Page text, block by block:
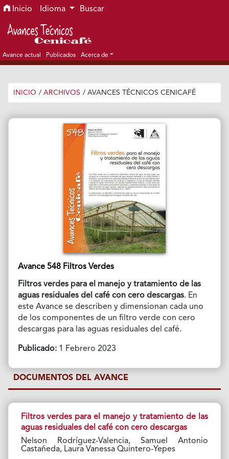
Ir al menú de navegación principal
Ir al contenido principal
Ir al pie de página del sitio
Inicio Idioma Buscar
Avance actual Publicados Acerca de
INICIO / ARCHIVOS / AVANCES TÉCNICOS CENICAFÉ
Avance 548 Filtros Verdes
Filtros verdes para el manejo y tratamiento de las
aguas residuales del café con cero descargas. En
este Avance se describen y dimensionan cada uno
de los componentes de un filtro verde con cero
descargas para las aguas residuales del café.
Publicado:1 Febrero 2023
DOCUMENTOS DEL AVANCE
Filtros verdes para el manejo y tratamiento de las
aguas residuales del café con cero descargas
Nelson Rodríguez-Valencia, Samuel Antonio
Castañeda, Laura Vanessa Quintero-Yepes